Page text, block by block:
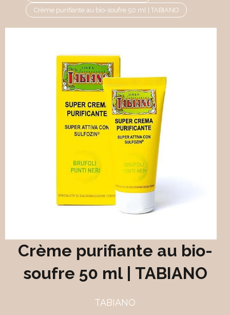
Crème purifiante au bio-soufre 50 ml | TABIANO
Crème purifiante au bio-
soufre 50 ml | TABIANO
TABIANO